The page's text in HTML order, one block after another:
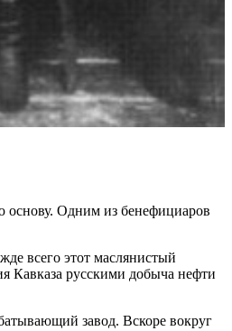
основу. Одним из бенефициаров
всего этот маслянистый
Кавказа русскими добыча нефти
завод. Вскоре вокруг